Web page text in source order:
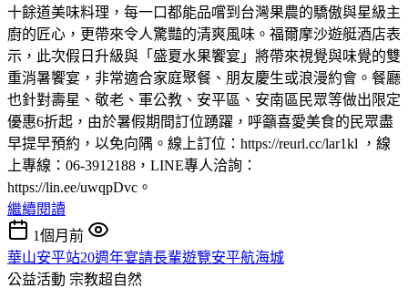
十餘道美味料理，每一口都能品嚐到台灣果農的驕傲與星級主
廚的匠心，更帶來令人驚豔的清爽風味。福爾摩沙遊艇酒店表
示，此次假日升級與「盛夏水果饗宴」將帶來視覺與味覺的雙
重消暑饗宴，非常適合家庭聚餐、朋友慶生或浪漫約會。餐廳
也針對壽星、敬老、軍公教、安平區、安南區民眾等做出限定
優惠6折起，由於暑假期間訂位踴躍，呼籲喜愛美食的民眾盡
早提早預約，以免向隅。線上訂位：https://reurl.cc/lar1kl ，線
上專線：06-3912188，LINE專人洽詢：
https://lin.ee/uwqpDvc。
繼續閱讀
1個月前
華山安平站20週年宴請長輩遊覽安平航海城
公益活動 宗教超自然